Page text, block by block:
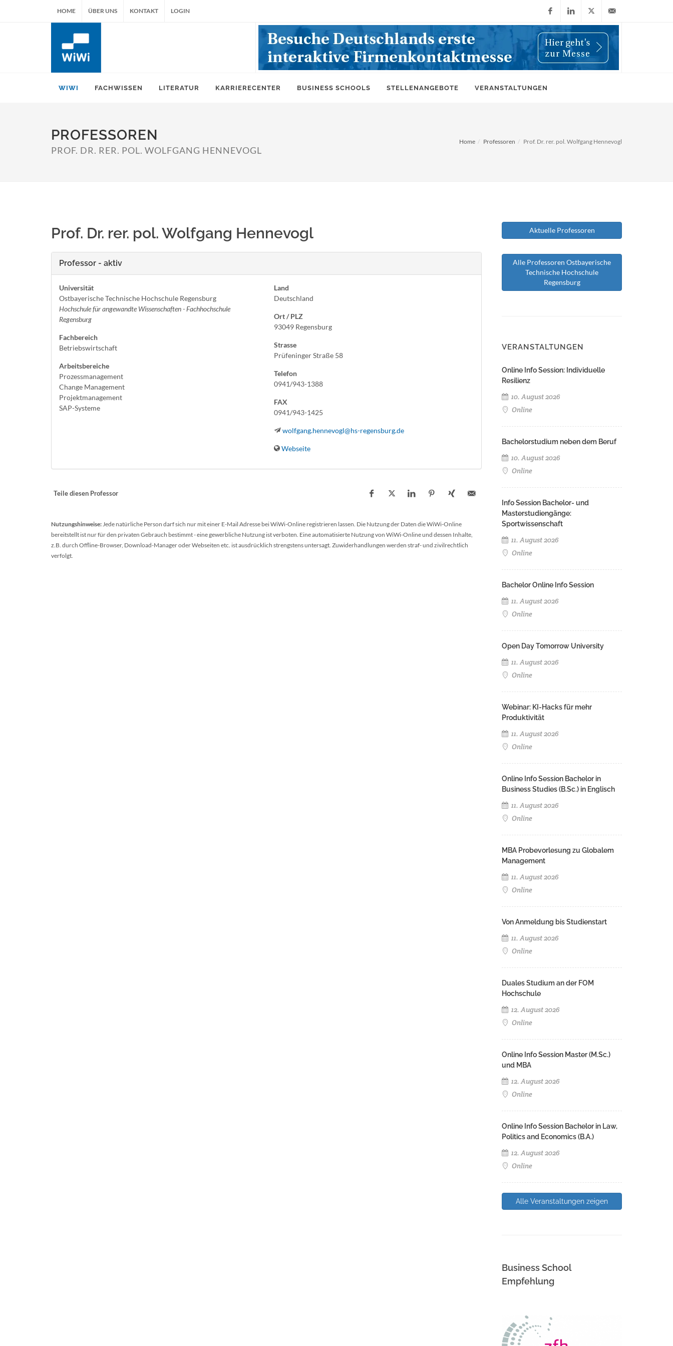
HOME ÜBER UNS KONTAKT LOGIN
FacebookLinkedIn
X
(Twitter)
info@wiwi-
WIWI FACHWISSEN LITERATUR KARRIERECENTER BUSINESS SCHOOLS STELLENANGEBOTE VERANSTALTUNGEN
PROFESSOREN
PROF. DR. RER. POL. WOLFGANG HENNEVOGL
Home Professoren Prof. Dr. rer. pol. Wolfgang Hennevogl
Prof. Dr. rer. pol. Wolfgang Hennevogl
Professor - aktiv
Universität
Ostbayerische Technische Hochschule Regensburg
Hochschule für angewandte Wissenschaften - Fachhochschule
Regensburg
Fachbereich
Betriebswirtschaft
Arbeitsbereiche
Prozessmanagement
Change Management
Projektmanagement
SAP-Systeme
Land
Deutschland
Ort / PLZ
93049 Regensburg
Strasse
Prüfeninger Straße 58
Telefon
0941/943-1388
FAX
0941/943-1425
wolfgang.hennevogl@hs-regensburg.de
Webseite
Teile diesen Professor
Nutzungshinweise:Jede natürliche Person darf sich nur mit einer E-Mail Adresse bei WiWi-Online registrieren lassen. Die Nutzung der Daten die WiWi-Online
bereitstellt ist nur für den privaten Gebrauch bestimmt - eine gewerbliche Nutzung ist verboten. Eine automatisierte Nutzung von WiWi-Online und dessen Inhalte,
z.B. durch Offline-Browser, Download-Manager oder Webseiten etc. ist ausdrücklich strengstens untersagt. Zuwiderhandlungen werden straf- und zivilrechtlich
verfolgt.
Aktuelle Professoren
Alle Professoren Ostbayerische
Technische Hochschule
Regensburg
VERANSTALTUNGEN
Online Info Session: Individuelle
Resilienz
10. August 2026
Online
Bachelorstudium neben dem Beruf
10. August 2026
Online
Info Session Bachelor- und
Masterstudiengänge:
Sportwissenschaft
11. August 2026
Online
Bachelor Online Info Session
11. August 2026
Online
Open Day Tomorrow University
11. August 2026
Online
Webinar: KI-Hacks für mehr
Produktivität
11. August 2026
Online
Online Info Session Bachelor in
Business Studies (B.Sc.) in Englisch
11. August 2026
Online
MBA Probevorlesung zu Globalem
Management
11. August 2026
Online
Von Anmeldung bis Studienstart
11. August 2026
Online
Duales Studium an der FOM
Hochschule
12. August 2026
Online
Online Info Session Master (M.Sc.)
und MBA
12. August 2026
Online
Online Info Session Bachelor in Law,
Politics and Economics (B.A.)
12. August 2026
Online
Alle Veranstaltungen zeigen
Business School
Empfehlung